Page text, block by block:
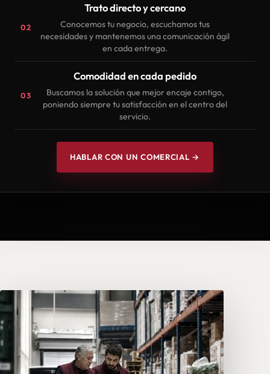
02
Trato directo y cercano
Conocemos tu negocio, escuchamos tus
necesidades y mantenemos una comunicación ágil
en cada entrega.
03
Comodidad en cada pedido
Buscamos la solución que mejor encaje contigo,
poniendo siempre tu satisfacción en el centro del
servicio.
HABLAR CON UN COMERCIAL →